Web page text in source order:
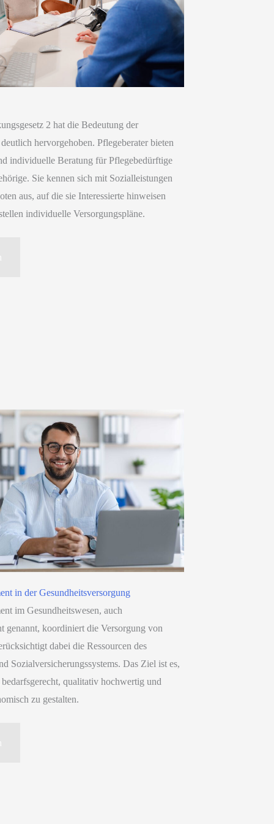
2 hat die Bedeutung der
hervorgehoben. Pflegeberater bieten
individuelle Beratung für Pflegebedürftige
Sie kennen sich mit Sozialleistungen
aus, auf die sie Interessierte hinweisen
individuelle Versorgungspläne.
in der Gesundheitsversorgung
im Gesundheitswesen, auch
genannt, koordiniert die Versorgung von
dabei die Ressourcen des
Sozialversicherungssystems. Das Ziel ist es,
qualitativ hochwertig und
zu gestalten.